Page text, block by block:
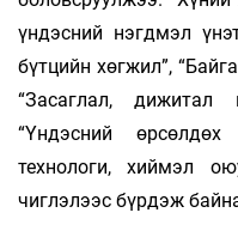
үндэсний нэгдмэл
бүтцийн хөгжил”,
“Засаглал, дижитал
“Үндэсний
технологи, хиймэл
чиглэлээс бүрдэж